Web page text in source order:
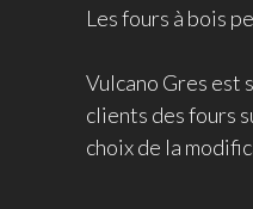
Les fours à bois
Vulcano Gres est
clients des fours
choix de la